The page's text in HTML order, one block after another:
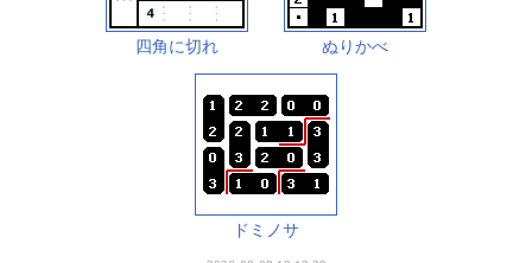
四角に切れ ぬりかべ
ドミノサ